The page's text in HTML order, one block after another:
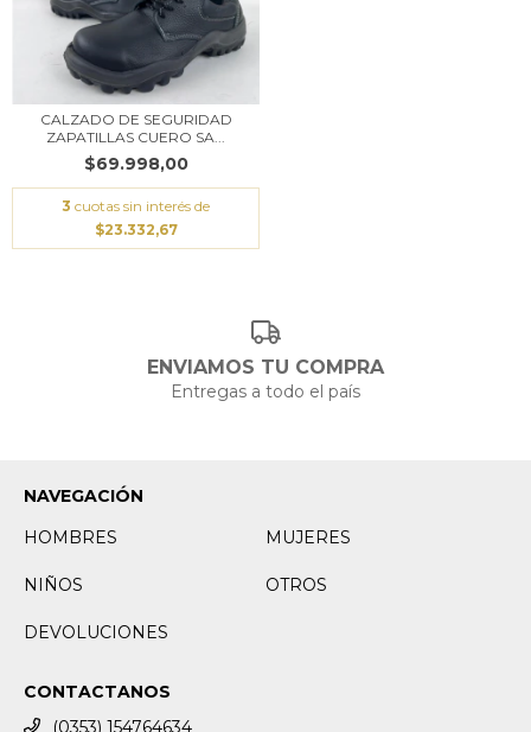
CALZADO DE SEGURIDAD
ZAPATILLAS CUERO SA...
$69.998,00
3 cuotas sin interés de
$23.332,67
ENVIAMOS TU COMPRA
Entregas a todo el país
NAVEGACIÓN
HOMBRES
MUJERES
NIÑOS OTROS
DEVOLUCIONES
CONTACTANOS
(0353) 154764634